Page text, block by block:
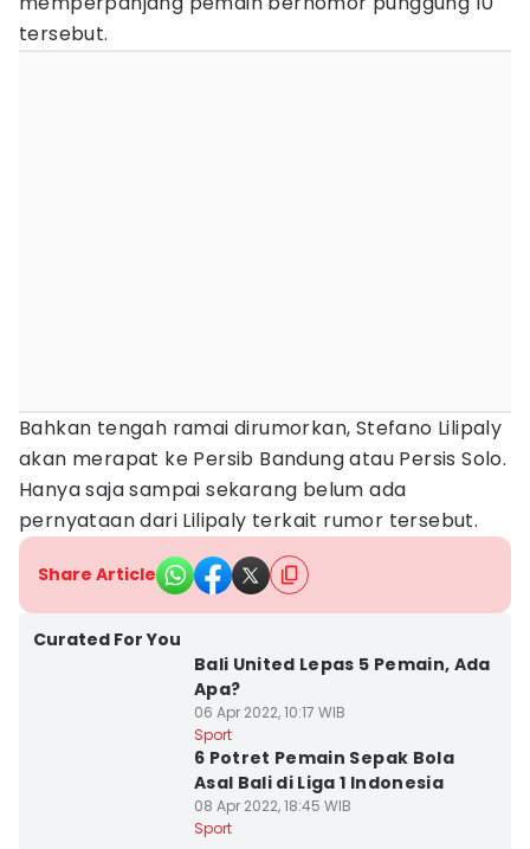
tersebut.
Bahkan tengah ramai dirumorkan, Stefano Lilipaly
akan merapat ke Persib Bandung atau Persis Solo.
Hanya saja sampai sekarang belum ada
pernyataan dari Lilipaly terkait rumor tersebut.
Share Article
Curated For You
Bali United Lepas 5 Pemain, Ada
Apa?
06 Apr 2022, 10:17 WIB
Sport
6 Potret Pemain Sepak Bola
Asal Bali di Liga 1 Indonesia
08 Apr 2022, 18:45 WIB
Sport